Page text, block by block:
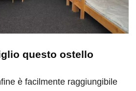
questo ostello
è facilmente raggiungibile